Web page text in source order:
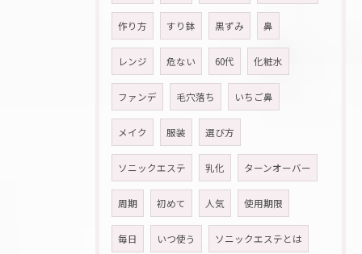
作り方 すり鉢 黒ずみ 鼻
レンジ 危ない 60代 化粧水
ファンデ 毛穴落ち いちご鼻
メイク 服装 選び方
ソニックエステ 乳化 ターンオーバー
周期 初めて 人気 使用期限
毎日 いつ使う ソニックエステとは